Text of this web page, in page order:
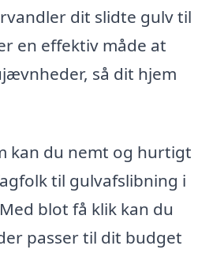
dit slidte gulv til
en effektiv måde at
så dit hjem
kan du nemt og hurtigt
til gulvafslibning i
blot få klik kan du
passer til dit budget